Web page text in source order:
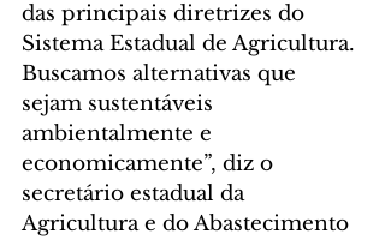
das principais diretrizes do
Sistema Estadual de Agricultura.
Buscamos alternativas que
sejam sustentáveis
ambientalmente e
economicamente”, diz o
secretário estadual da
Agricultura e do Abastecimento